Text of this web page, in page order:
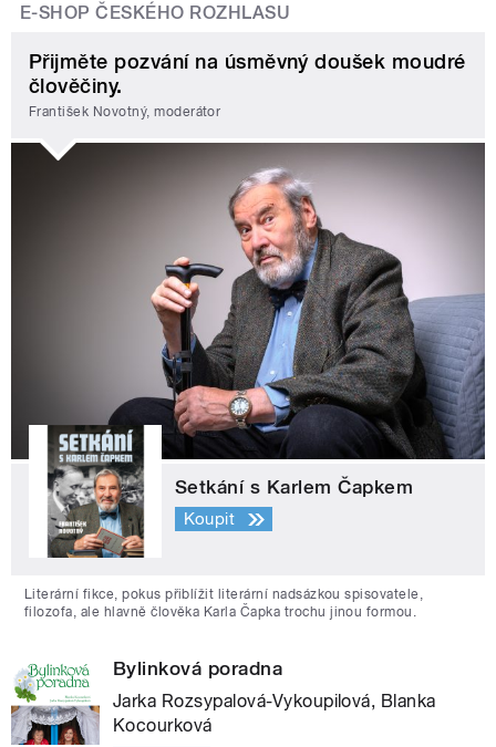
E-SHOP ČESKÉHO ROZHLASU
Přijměte pozvání na úsměvný doušek moudré
člověčiny.
František Novotný, moderátor
Setkání s Karlem Čapkem
Koupit
Literární fikce, pokus přiblížit literární nadsázkou spisovatele,
filozofa, ale hlavně člověka Karla Čapka trochu jinou formou.
Bylinková poradna
Jarka Rozsypalová-Vykoupilová, Blanka
Kocourková